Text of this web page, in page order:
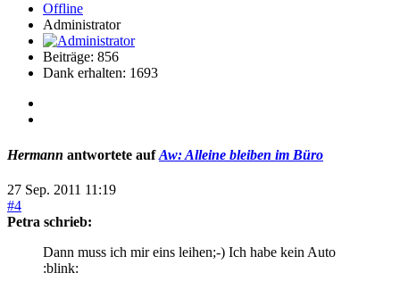
Offline
Administrator
Beiträge: 856
Dank erhalten: 1693
Hermann antwortete aufAw: Alleine bleiben im Büro
27 Sep. 2011 11:19
#4
Petra schrieb:
Dann muss ich mir eins leihen;-) Ich habe kein Auto
:blink: